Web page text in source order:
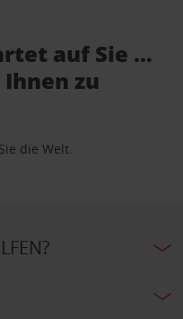
auf Sie …
zu
die Welt.